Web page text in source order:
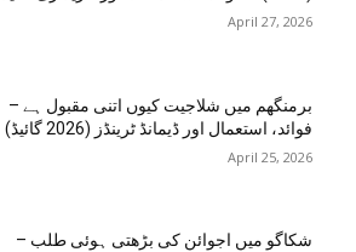
April 27, 2026
برمنگھم میں شلاجیت کیوں اتنی مقبول ہے –
فوائد، استعمال اور ڈیمانڈ ٹرینڈز (2026 گائیڈ)
April 25, 2026
شکاگو میں اجوائن کی بڑھتی ہوئی طلب –